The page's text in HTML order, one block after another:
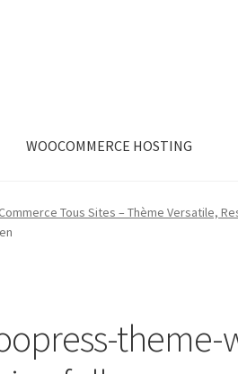
WOOCOMMERCE HOSTING
Tous Sites – Thème Versatile,